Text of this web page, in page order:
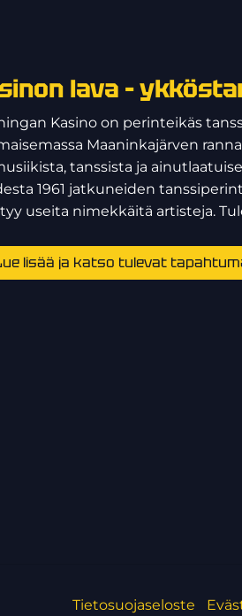
lava –
Kasino on perinteikäs
Maaninkajärven
tanssista ja
1961 jatkuneiden
useita nimekkäitä artisteja.
lisää ja katso tulevat
Tietosuojaseloste